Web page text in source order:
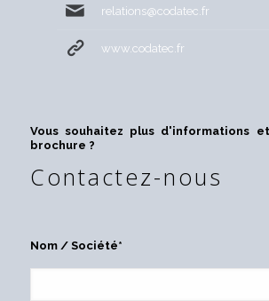
relations@codatec.fr
www.codatec.fr
Vous souhaitez plus d'informations
brochure ?
Contactez-nous
Nom / Société*